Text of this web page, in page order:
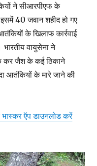
ने सीआरपीएफ के
40 जवान शहीद हो गए
के खिलाफ कार्रवाई
वायुसेना ने
कर जैश के कई ठिकाने
आतंकियों के मारे जाने की
ऍप डाउनलोड करें